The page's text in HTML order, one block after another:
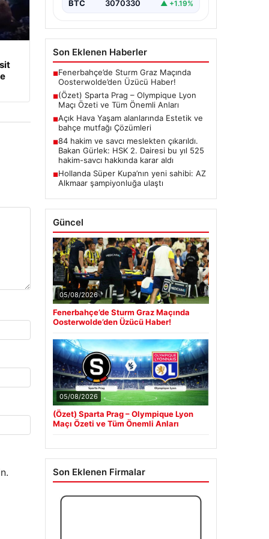
Son Eklenen Haberler
Fenerbahçe’de Sturm Graz Maçında
Oosterwolde’den Üzücü Haber!
(Özet) Sparta Prag – Olympique Lyon
Maçı Özeti ve Tüm Önemli Anları
Açık Hava Yaşam alanlarında Estetik ve
bahçe mutfağı Çözümleri
84 hakim ve savcı meslekten çıkarıldı.
Bakan Gürlek: HSK 2. Dairesi bu yıl 525
hakim-savcı hakkında karar aldı
Hollanda Süper Kupa’nın yeni sahibi: AZ
Güncel
05/08/2026
Fenerbahçe’de Sturm Graz Maçında
05/08/2026
(Özet) Sparta Prag – Olympique Lyon
Son Eklenen Firmalar